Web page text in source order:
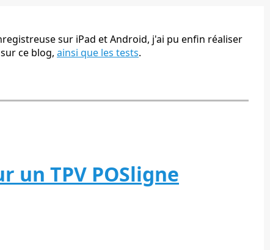
sur iPad et Android, j'ai pu enfin réaliser
sur ce blog, ainsi que les tests.
TPV POSligne